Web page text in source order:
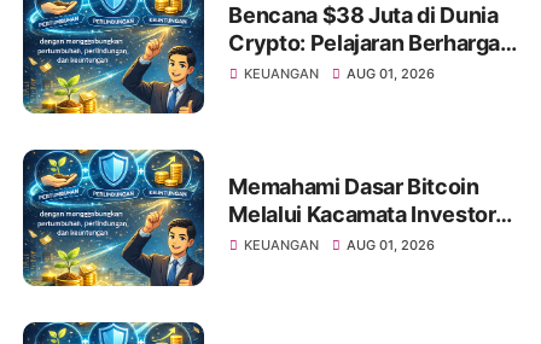
Bencana $38 Juta di Dunia
Crypto: Pelajaran Berharga
bagi Investor Saham Pemula
KEUANGAN AUG 01, 2026
Memahami Dasar Bitcoin
Melalui Kacamata Investor
Saham
KEUANGAN AUG 01, 2026